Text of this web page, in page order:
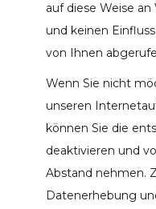
auf diese Weise
und keinen
von Ihnen
Wenn Sie nicht
unseren
können Sie die
deaktivieren und
Abstand nehmen.
Datenerhebung